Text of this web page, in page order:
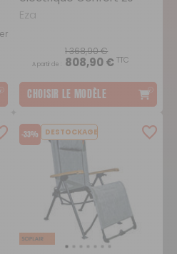
Eza
1 368,90 €
A partir de : 808,90 €TTC
CHOISIR LE MODÈLE
-33% DESTOCKAGE